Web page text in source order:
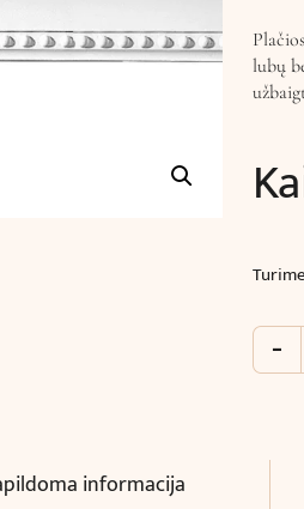
lubų
Turime
-
informacija